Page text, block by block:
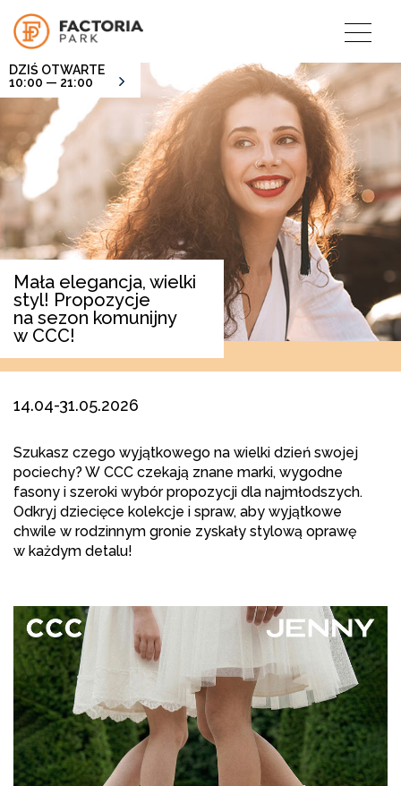
DZIŚ OTWARTE
10:00 — 21:00
Mała elegancja, wielki
styl! Propozycje
na sezon komunijny
w CCC!
14.04-31.05.2026
Szukasz czego wyjątkowego na wielki dzień swojej
pociechy? W CCC czekają znane marki, wygodne
fasony i szeroki wybór propozycji dla najmłodszych.
Odkryj dziecięce kolekcje i spraw, aby wyjątkowe
chwile w rodzinnym gronie zyskały stylową oprawę
w każdym detalu!